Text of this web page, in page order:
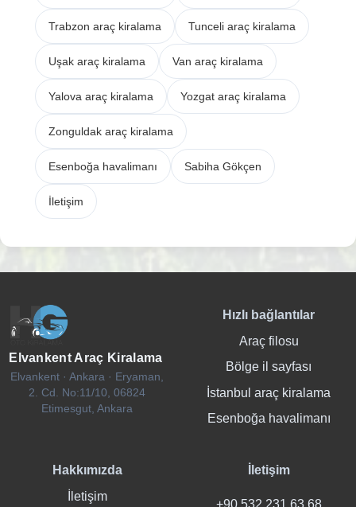
Trabzon araç kiralama Tunceli araç kiralama
Uşak araç kiralama Van araç kiralama
Yalova araç kiralama Yozgat araç kiralama
Zonguldak araç kiralama
Esenboğa havalimanı Sabiha Gökçen
İletişim
Elvankent Araç Kiralama
Elvankent · Ankara · Eryaman,
2. Cd. No:11/10, 06824
Etimesgut, Ankara
Hızlı bağlantılar
Araç filosu
Bölge il sayfası
İstanbul araç kiralama
Esenboğa havalimanı
Hakkımızda
İletişim
İletişim
+90 532 231 63 68